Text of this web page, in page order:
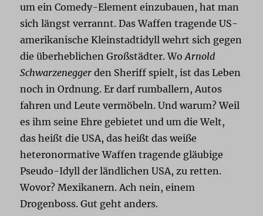
um ein Comedy-Element einzubauen, hat man
sich längst verrannt. Das Waffen tragende US-
amerikanische Kleinstadtidyll wehrt sich gegen
die überheblichen Großstädter. WoArnold
Schwarzenegger den Sheriff spielt, ist das Leben
noch in Ordnung. Er darf rumballern, Autos
fahren und Leute vermöbeln. Und warum? Weil
es ihm seine Ehre gebietet und um die Welt,
das heißt die USA, das heißt das weiße
heteronormative Waffen tragende gläubige
Pseudo-Idyll der ländlichen USA, zu retten.
Wovor? Mexikanern. Ach nein, einem
Drogenboss. Gut geht anders.